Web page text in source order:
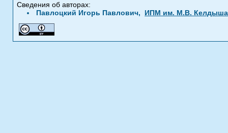
Сведения об авторах:
Павлоцкий Игорь Павлович,
ИПМ им. М.В.